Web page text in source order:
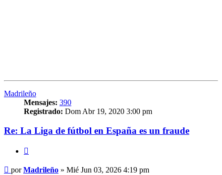
Madrileño
Mensajes: 390
Registrado: Dom Abr 19, 2020 3:00 pm
Re: La Liga de fútbol en España es un fraude
Mensaje
porMadrileño » Mié Jun 03, 2026 4:19 pm